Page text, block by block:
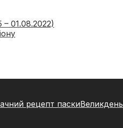
01.08.2022)
рецепт паскиВеликдень